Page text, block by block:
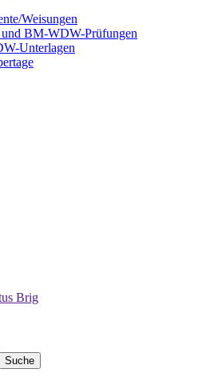
Weisungen
BM-WDW-Prüfungen
Unterlagen